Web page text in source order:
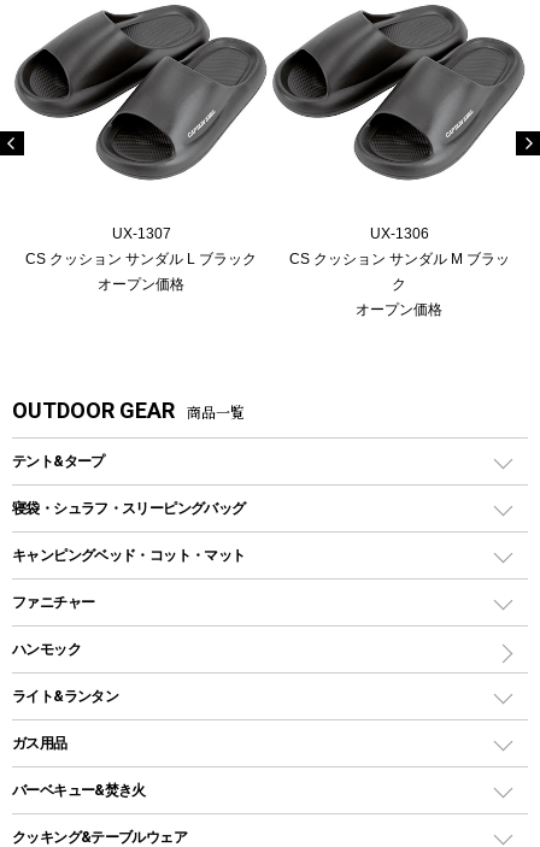
UX-1307
CS クッション サンダル L ブラック
オープン価格
UX-1306
CS クッション サンダル M ブラッ
ク
オープン価格
OUTDOOR GEAR 商品一覧
テント&タープ
テント
ツールームテント
ワンポールテント
シェルターテント
ロッジ型・オリジナルテント
タープ
寝袋・シュラフ・スリーピングバッグ
レクタングラー型（封筒型）シュラフ
インナーシュラフ
キャンピングベッド・コット・マット
キャンピングベッド・コット
インフレータブルマット
ファニチャー
アウトドアテーブル
レジャーシート
ハンモック
ライト&ランタン
LEDランタン
ガスランタン
オイルランタン
ガス用品
ガスバーナー
バーベキュー&焚き火
バーベキューコンロ、グリル
クッキング&テーブルウェア